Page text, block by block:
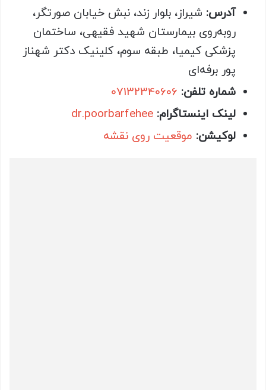
آدرس: شیراز، بلوار زند، نبش خیابان صورتگر،
روبه‌روی بیمارستان شهید فقیهی، ساختمان
پزشکی کیمیا، طبقه سوم، کلینیک دکتر شهناز
پور برفه‌ای
شماره تلفن: 07132340606
لینک اینستاگرام: dr.poorbarfehee
لوکیشن: موقعیت روی نقشه